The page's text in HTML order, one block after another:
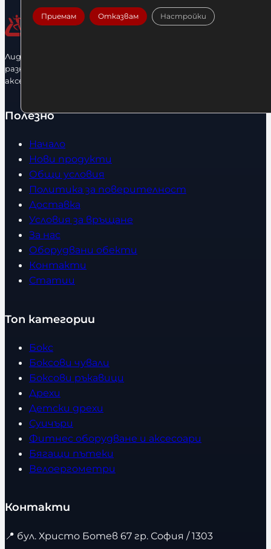
Лидерфитнес е водещ вносител и представител на голямо
разнообразие от бойна екипировка, фитнес уреди и
аксесоари.
Полезно
Начало
Нови продукти
Общи условия
Политика за поверителност
Доставка
Условия за връщане
За нас
Оборудвани обекти
Контакти
Статии
Топ категории
Бокс
Боксови чували
Боксови ръкавици
Дрехи
Детски дрехи
Суичъри
Фитнес оборудване и аксесоари
Бягащи пътеки
Велоергометри
Контакти
📍 бул. Христо Ботев 67 гр. София / 1303
Приемам Отказвам Настройки